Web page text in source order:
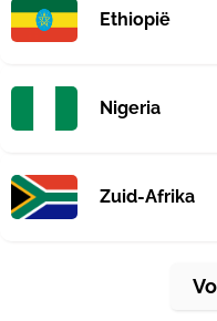
Ethiopië
Nigeria
Zuid-Afrika